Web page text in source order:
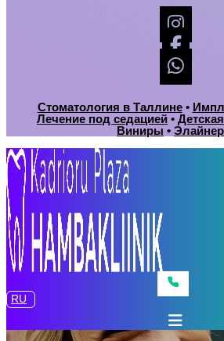
Стоматология в Таллине•
Лечение под седацией •
Виниры •
RU